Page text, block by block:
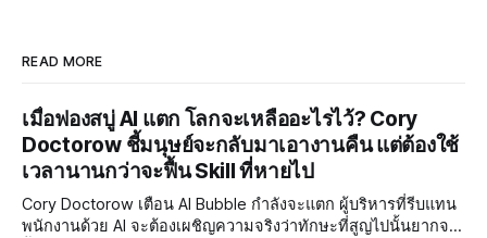
READ MORE
เมื่อฟองสบู่ AI แตก โลกจะเหลืออะไรไว้? Cory
Doctorow ชี้มนุษย์จะกลับมาเอางานคืน แต่ต้องใช้
เวลานานกว่าจะฟื้น Skill ที่หายไป
Cory Doctorow เตือน AI Bubble กำลังจะแตก ผู้บริหารที่รีบแทน
พนักงานด้วย AI จะต้องเผชิญความจริงว่าทักษะที่สูญไปนั้นยากจะ